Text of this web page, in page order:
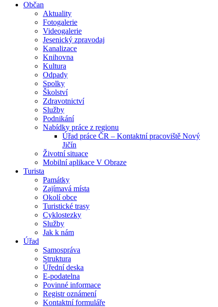
Občan
Aktuality
Fotogalerie
Videogalerie
Jesenický zpravodaj
Kanalizace
Knihovna
Kultura
Odpady
Spolky
Školství
Zdravotnictví
Služby
Podnikání
Nabídky práce z regionu
Úřad práce ČR – Kontaktní pracoviště Nový
Jičín
Životní situace
Mobilní aplikace V Obraze
Turista
Památky
Zajímavá místa
Okolí obce
Turistické trasy
Cyklostezky
Služby
Jak k nám
Úřad
Samospráva
Struktura
Úřední deska
E-podatelna
Povinné informace
Registr oznámení
Kontaktní formuláře